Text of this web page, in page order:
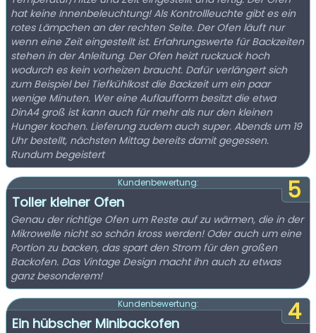
hat keine Innenbeleuchtung! Als Kontrollleuchte gibt es ein
rotes Lämpchen an der rechten Seite. Der Ofen läuft nur
wenn eine Zeit eingestellt ist. Erfahrungswerte für Backzeiten
stehen in der Anleitung. Der Ofen heizt ruckzuck hoch
wodurch es kein vorheizen braucht. Dafür verlängert sich
zum Beispiel bei Tiefkühlkost die Backzeit um ein paar
wenige Minuten. Wer eine Auflaufform besitzt die etwa
DinA4 groß ist kann auch für mehr als nur den kleinen
Hunger kochen. Lieferung zudem auch super. Abends um 19
Uhr bestellt, nächsten Mittag bereits damit gegessen.
Rundum begeistert
5
Kundenbewertung:
Toller kleiner Ofen
Genau der richtige Ofen um Reste auf zu wärmen, die in der
Mikrowelle nicht so schön kross werden! Oder auch um eine
Portion zu backen, das spart den Strom für den großen
Backofen. Das Vintage Design macht ihn auch zu etwas
ganz besonderem!
4
Kundenbewertung:
Ein hübscher Minibackofen